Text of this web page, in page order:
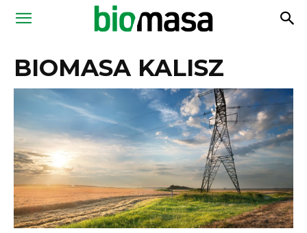
Magazyn
BIOMASA KALISZ